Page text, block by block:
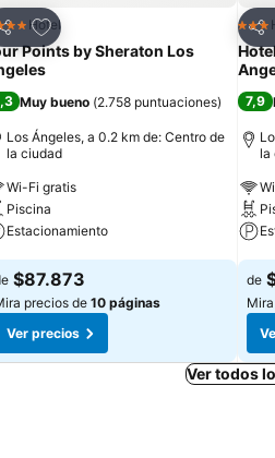
Compartir
Agregar a favoritos
Hotel
Points by Sheraton Los
Muy bueno (2.758 puntuaciones)
Los Ángeles, a 0.2 km de: Centro de
la ciudad
Wi-Fi gratis
Piscina
Estacionamiento
precios
$87.873
precios de10 páginas
Ver precios
3
7,9
la
de
Ver todos